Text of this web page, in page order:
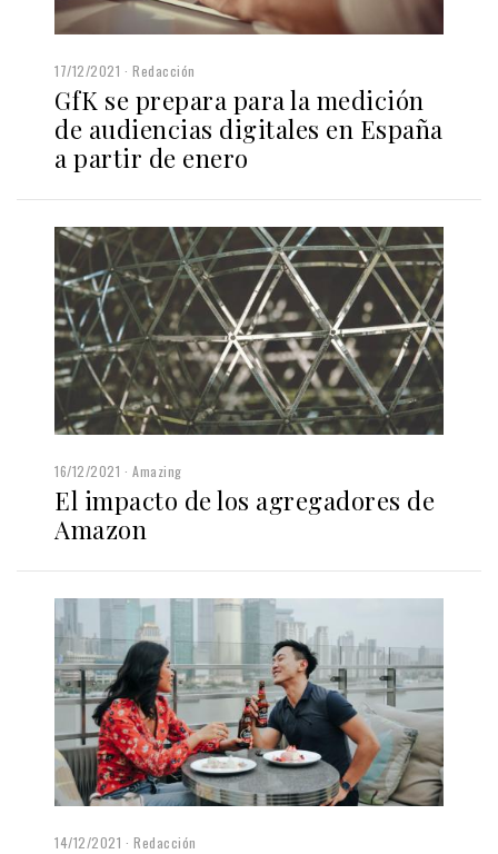
17/12/2021 Redacción
GfK se prepara para la medición
de audiencias digitales en España
a partir de enero
16/12/2021 Amazing
El impacto de los agregadores de
Amazon
14/12/2021 Redacción